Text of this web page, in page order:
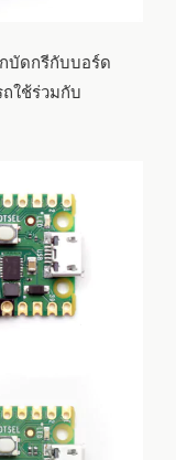
บัดกรีกับบอร์ด
ใช้ร่วมกับ